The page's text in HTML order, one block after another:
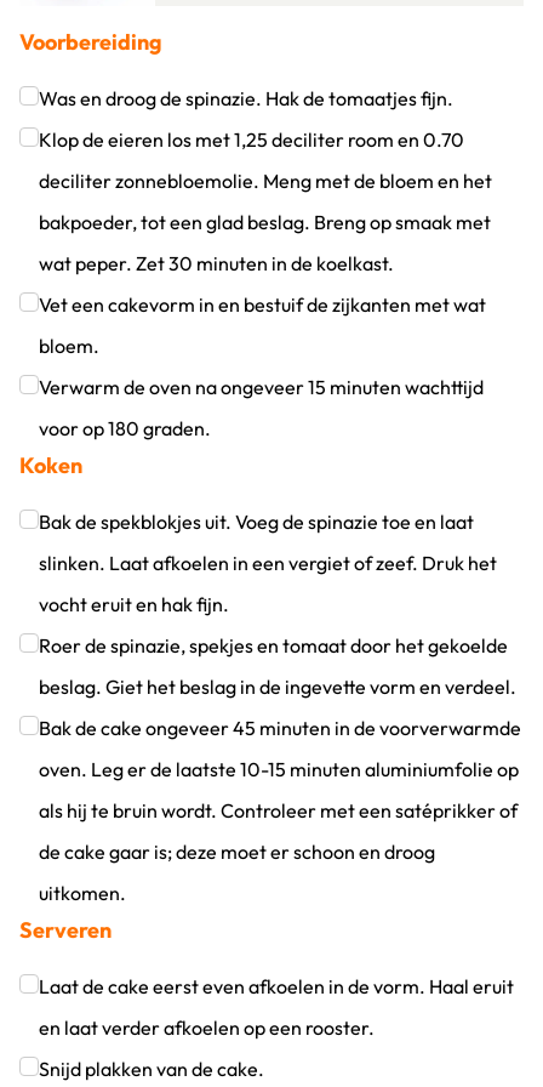
Voorbereiding
Was en droog de spinazie. Hak de tomaatjes fijn.
Klik om dit selectievakje aan te vinken
Klop de eieren los met 1,25 deciliter room en 0.70
deciliter zonnebloemolie. Meng met de bloem en het
bakpoeder, tot een glad beslag. Breng op smaak met
wat peper. Zet 30 minuten in de koelkast.
Klik om dit selectievakje aan te vinken
Vet een cakevorm in en bestuif de zijkanten met wat
bloem.
Klik om dit selectievakje aan te vinken
Verwarm de oven na ongeveer 15 minuten wachttijd
voor op 180 graden.
Klik om dit selectievakje aan te vinken
Koken
Bak de spekblokjes uit. Voeg de spinazie toe en laat
slinken. Laat afkoelen in een vergiet of zeef. Druk het
vocht eruit en hak fijn.
Klik om dit selectievakje aan te vinken
Roer de spinazie, spekjes en tomaat door het gekoelde
beslag. Giet het beslag in de ingevette vorm en verdeel.
Klik om dit selectievakje aan te vinken
Bak de cake ongeveer 45 minuten in de voorverwarmde
oven. Leg er de laatste 10-15 minuten aluminiumfolie op
als hij te bruin wordt. Controleer met een satéprikker of
de cake gaar is; deze moet er schoon en droog
uitkomen.
Klik om dit selectievakje aan te vinken
Serveren
Laat de cake eerst even afkoelen in de vorm. Haal eruit
en laat verder afkoelen op een rooster.
Klik om dit selectievakje aan te vinken
Snijd plakken van de cake.